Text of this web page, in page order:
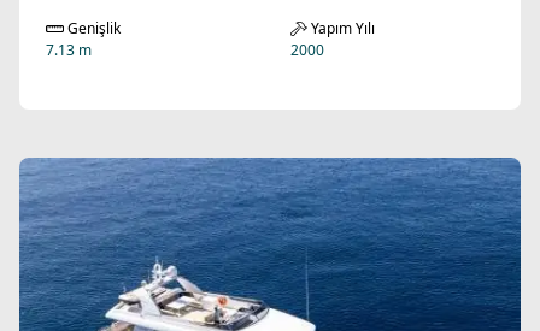
Genişlik
7.13 m
Yapım Yılı
2000